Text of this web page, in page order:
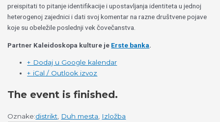
preispitati to pitanje identifikacije i upostavljanja identiteta u jednoj
heterogenoj zajednici i dati svoj komentar na razne društvene pojave
koje su obeležile poslednji vek čovečanstva.
Partner Kaleidoskopa kulture je Erste banka.
+ Dodaj u Google kalendar
+ iCal / Outlook izvoz
The event is finished.
Oznake:distrikt, Duh mesta, Izložba